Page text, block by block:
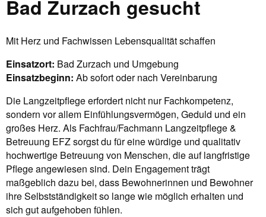
Bad Zurzach gesucht
Mit Herz und Fachwissen Lebensqualität schaffen
Einsatzort: Bad Zurzach und Umgebung
Einsatzbeginn: Ab sofort oder nach Vereinbarung
Die Langzeitpflege erfordert nicht nur Fachkompetenz,
sondern vor allem Einfühlungsvermögen, Geduld und ein
großes Herz. Als Fachfrau/Fachmann Langzeitpflege &
Betreuung EFZ sorgst du für eine würdige und qualitativ
hochwertige Betreuung von Menschen, die auf langfristige
Pflege angewiesen sind. Dein Engagement trägt
maßgeblich dazu bei, dass Bewohnerinnen und Bewohner
ihre Selbstständigkeit so lange wie möglich erhalten und
sich gut aufgehoben fühlen.